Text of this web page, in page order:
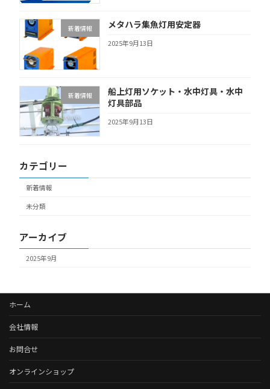
新着情報 メタハラ集魚灯用安定器
2025年9月13日
新着情報
船上灯用ソケット・水中灯具・水中
灯具部品
2025年9月13日
カテゴリー
新着情報
未分類
アーカイブ
2025年9月
ホーム
会社情報
お問合せ
オンラインショップ